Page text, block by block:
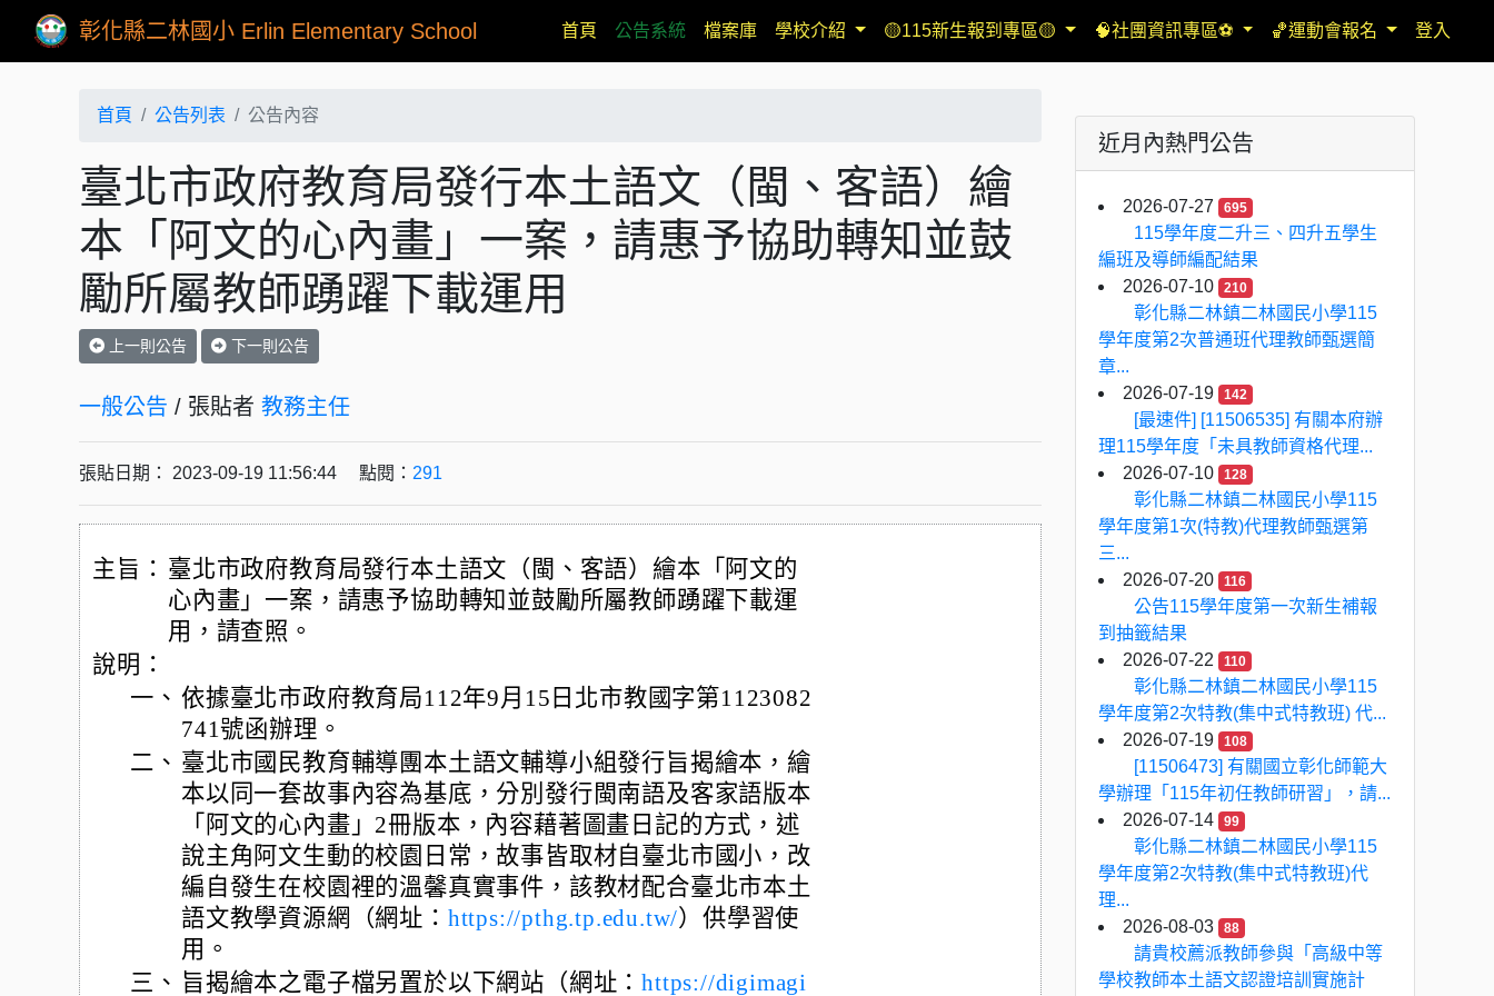
彰化縣二林國小 Erlin Elementary School 首頁 (current)
公告系統 檔案庫 學校介紹 🟡115新生報到專區🟡 🧠社團資訊專區⚽ 🏀運動會報名 登入
首頁 公告列表 公告內容
臺北市政府教育局發行本土語文（閩、客語）繪
本「阿文的心內畫」一案，請惠予協助轉知並鼓
勵所屬教師踴躍下載運用
上一則公告 下一則公告
一般公告 / 張貼者 教務主任
張貼日期： 2023-09-19 11:56:44 點閱： 291
主旨： 臺北市政府教育局發行本土語文（閩、客語）繪本「阿文的
心內畫」一案，請惠予協助轉知並鼓勵所屬教師踴躍下載運
用，請查照。
說明：
一、 依據臺北市政府教育局112年9月15日北市教國字第1123082
741號函辦理。
二、 臺北市國民教育輔導團本土語文輔導小組發行旨揭繪本，繪
本以同一套故事內容為基底，分別發行閩南語及客家語版本
「阿文的心內畫」2冊版本，內容藉著圖畫日記的方式，述
說主角阿文生動的校園日常，故事皆取材自臺北市國小，改
編自發生在校園裡的溫馨真實事件，該教材配合臺北市本土
語文教學資源網（網址： https://pthg.tp.edu.tw/）供學習使
用。
三、 旨揭繪本之電子檔另置於以下網站（網址：https://digimagi
近月內熱門公告
2026-07-27 695
115學年度二升三、四升五學生
編班及導師編配結果
2026-07-10
210
彰化縣二林鎮二林國民小學115
學年度第2次普通班代理教師甄選簡
章...
2026-07-19
142
[最速件] [11506535] 有關本府辦
理115學年度「未具教師資格代理...
2026-07-10
128
彰化縣二林鎮二林國民小學115
學年度第1次(特教)代理教師甄選第
三...
2026-07-20
116
公告115學年度第一次新生補報
到抽籤結果
2026-07-22
110
彰化縣二林鎮二林國民小學115
學年度第2次特教(集中式特教班) 代...
2026-07-19
108
[11506473] 有關國立彰化師範大
學辦理「115年初任教師研習」，請...
2026-07-14
99
彰化縣二林鎮二林國民小學115
學年度第2次特教(集中式特教班)代
理...
2026-08-03
88
請貴校薦派教師參與「高級中等
學校教師本土語文認證培訓實施計